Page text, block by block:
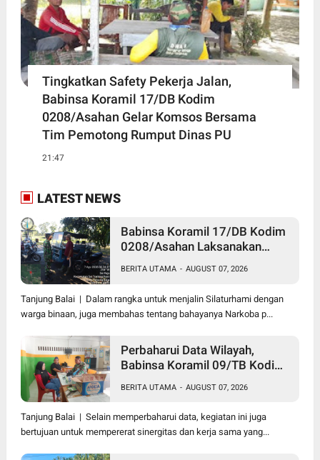
Tingkatkan Safety Pekerja Jalan,
Babinsa Koramil 17/DB Kodim
0208/Asahan Gelar Komsos Bersama
Tim Pemotong Rumput Dinas PU
21:47
LATEST NEWS
Babinsa Koramil 17/DB Kodim
0208/Asahan Laksanakan
BERITA UTAMA - AUGUST 07, 2026
Tanjung Balai | Dalam rangka untuk menjalin Silaturhami dengan
warga binaan, juga membahas tentang bahayanya Narkoba p...
Perbaharui Data Wilayah,
Babinsa Koramil 09/TB Kodim
Ter Di Kantor Kelurahan
BERITA UTAMA - AUGUST 07, 2026
Tanjung Balai | Selain memperbaharui data, kegiatan ini juga
bertujuan untuk mempererat sinergitas dan kerja sama yang...